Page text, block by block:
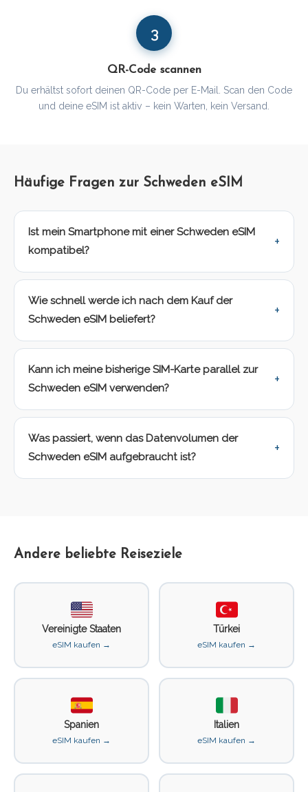
3
QR-Code scannen
Du erhältst sofort deinen QR-Code per E-Mail. Scan den Code
und deine eSIM ist aktiv – kein Warten, kein Versand.
Häufige Fragen zur Schweden eSIM
Ist mein Smartphone mit einer Schweden eSIM
kompatibel?
Wie schnell werde ich nach dem Kauf der
Schweden eSIM beliefert?
Kann ich meine bisherige SIM-Karte parallel zur
Schweden eSIM verwenden?
Was passiert, wenn das Datenvolumen der
Schweden eSIM aufgebraucht ist?
Andere beliebte Reiseziele
Vereinigte Staaten
eSIM kaufen →
Türkei
eSIM kaufen →
Spanien
eSIM kaufen →
Italien
eSIM kaufen →